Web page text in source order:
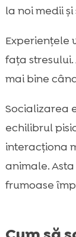
la noi medii și
Experiențele
fața
mai bine
Socializarea
echilibrul
interacționa
animale.
frumoase